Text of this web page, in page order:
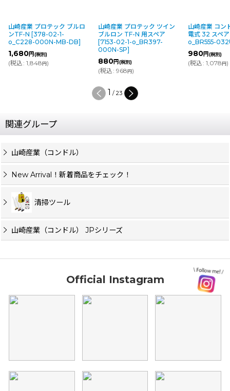
山崎産業 プロテック ブルロ
ンTF-N [378-02-1-
o_C228-000N-MB-DB]
1,680円(税別)
(税込: 1,848円)
山崎産業 プロテック ツイン
ブルロン TF-N 用スペア
[7153-02-1-o_BR397-
000N-SP]
880円(税別)
(税込: 968円)
山崎産業 コン
電式 32 スペア
o_BR555-
980円(税別)
(税込: 1,078円)
1 / 23
関連グループ
山崎産業（コンドル）
New Arrival！新着商品をチェック！
清掃ツール
山崎産業（コンドル） JPシリーズ
Official Instagram